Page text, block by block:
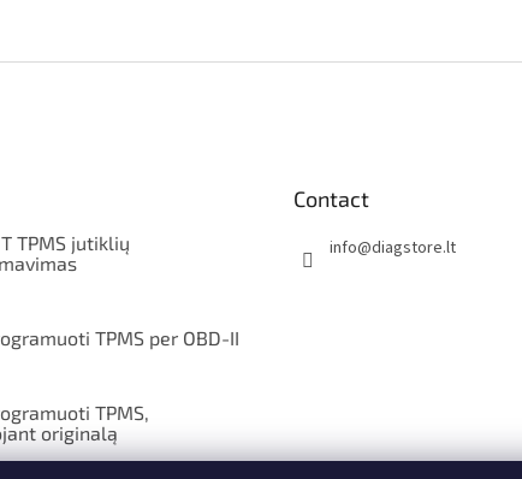
TPMS jutiklių
TPMS per OBD-II
TPMS,
originalą
Contact
info@diagstore.lt